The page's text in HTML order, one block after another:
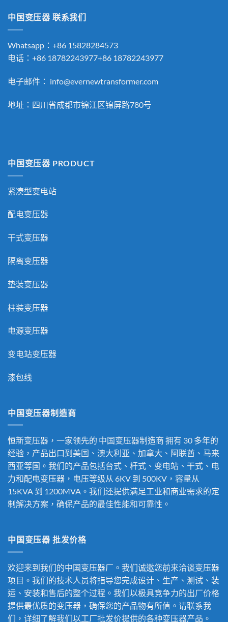
中国变压器 联系我们
Whatsapp：+86 15828284573
电话：+86 18782243977+86 18782243977
电子邮件： info@evernewtransformer.com
地址：四川省成都市锦江区锦屏路780号
中国变压器 PRODUCT
紧凑型变电站
配电变压器
干式变压器
隔离变压器
垫装变压器
柱装变压器
电源变压器
变电站变压器
漆包线
中国变压器制造商
恒新变压器，一家领先的 中国变压器制造商 拥有 30 多年的
经验，产品出口到美国、澳大利亚、加拿大、阿联酋、马来
西亚等国。我们的产品包括台式、杆式、变电站、干式、电
力和配电变压器，电压等级从 6KV 到 500KV，容量从
15KVA 到 1200MVA。我们还提供满足工业和商业需求的定
制解决方案，确保产品的最佳性能和可靠性。
中国变压器 批发价格
欢迎来到我们的中国变压器厂。我们诚邀您前来洽谈变压器
项目。我们的技术人员将指导您完成设计、生产、测试、装
运、安装和售后的整个过程。我们以极具竞争力的出厂价格
提供最优质的变压器，确保您的产品物有所值。请联系我
们，详细了解我们以工厂批发价提供的各种变压器产品。